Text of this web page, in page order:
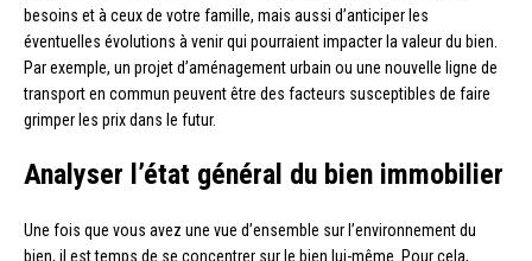
besoins et à ceux de votre famille, mais aussi d’anticiper les
éventuelles évolutions à venir qui pourraient impacter la valeur du bien.
Par exemple, un projet d’aménagement urbain ou une nouvelle ligne de
transport en commun peuvent être des facteurs susceptibles de faire
grimper les prix dans le futur.
Analyser l’état général du bien immobilier
Une fois que vous avez une vue d’ensemble sur l’environnement du
bien, il est temps de se concentrer sur le bien lui-même. Pour cela,